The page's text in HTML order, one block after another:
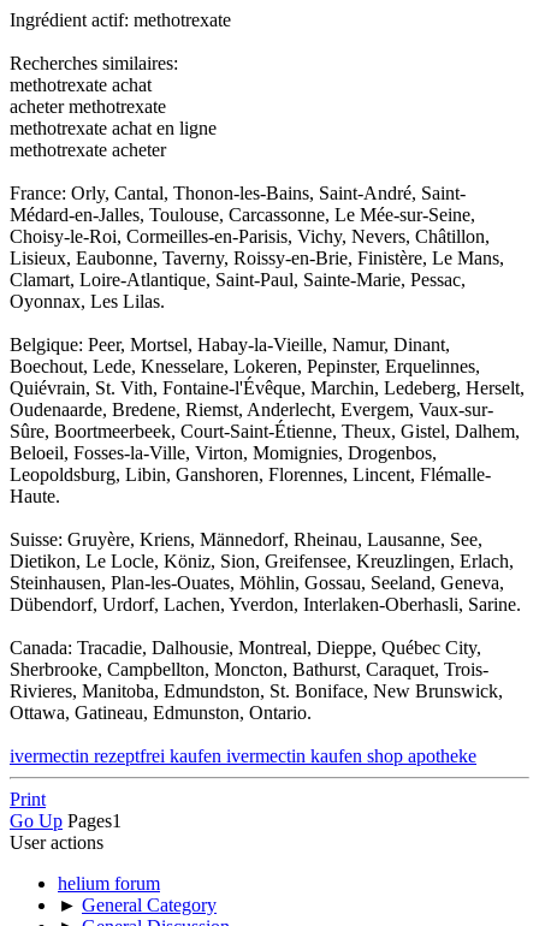
Ingrédient actif: methotrexate
Recherches similaires:
methotrexate achat
acheter methotrexate
methotrexate achat en ligne
methotrexate acheter
France: Orly, Cantal, Thonon-les-Bains, Saint-André, Saint-
Médard-en-Jalles, Toulouse, Carcassonne, Le Mée-sur-Seine,
Choisy-le-Roi, Cormeilles-en-Parisis, Vichy, Nevers, Châtillon,
Lisieux, Eaubonne, Taverny, Roissy-en-Brie, Finistère, Le Mans,
Clamart, Loire-Atlantique, Saint-Paul, Sainte-Marie, Pessac,
Oyonnax, Les Lilas.
Belgique: Peer, Mortsel, Habay-la-Vieille, Namur, Dinant,
Boechout, Lede, Knesselare, Lokeren, Pepinster, Erquelinnes,
Quiévrain, St. Vith, Fontaine-l'Évêque, Marchin, Ledeberg, Herselt,
Oudenaarde, Bredene, Riemst, Anderlecht, Evergem, Vaux-sur-
Sûre, Boortmeerbeek, Court-Saint-Étienne, Theux, Gistel, Dalhem,
Beloeil, Fosses-la-Ville, Virton, Momignies, Drogenbos,
Leopoldsburg, Libin, Ganshoren, Florennes, Lincent, Flémalle-
Haute.
Suisse: Gruyère, Kriens, Männedorf, Rheinau, Lausanne, See,
Dietikon, Le Locle, Köniz, Sion, Greifensee, Kreuzlingen, Erlach,
Steinhausen, Plan-les-Ouates, Möhlin, Gossau, Seeland, Geneva,
Dübendorf, Urdorf, Lachen, Yverdon, Interlaken-Oberhasli, Sarine.
Canada: Tracadie, Dalhousie, Montreal, Dieppe, Québec City,
Sherbrooke, Campbellton, Moncton, Bathurst, Caraquet, Trois-
Rivieres, Manitoba, Edmundston, St. Boniface, New Brunswick,
Ottawa, Gatineau, Edmunston, Ontario.
ivermectin rezeptfrei kaufen ivermectin kaufen shop apotheke
Print
Go Up Pages1
User actions
helium forum
► General Category